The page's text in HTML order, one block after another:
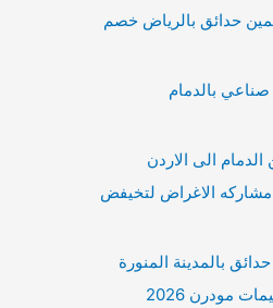
مصممين حدائق بالرياض خصم
بالدمام
الى الاردن
متاح مشاركه الاغراض لتخيفض
بالمدينة المنورة